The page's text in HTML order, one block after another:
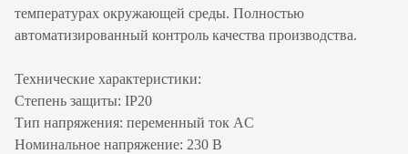
температурах окружающей среды. Полностью
автоматизированный контроль качества производства.
Технические характеристики:
Степень защиты: IP20
Тип напряжения: переменный ток AC
Номинальное напряжение: 230 В